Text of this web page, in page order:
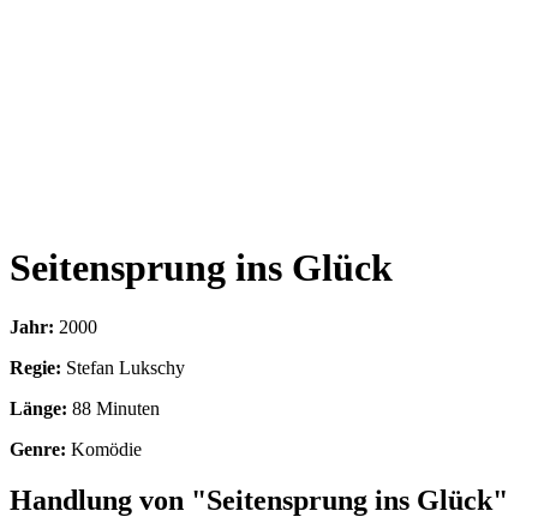
Seitensprung ins Glück
Jahr: 2000
Regie: Stefan Lukschy
Länge: 88 Minuten
Genre: Komödie
Handlung von "Seitensprung ins Glück"